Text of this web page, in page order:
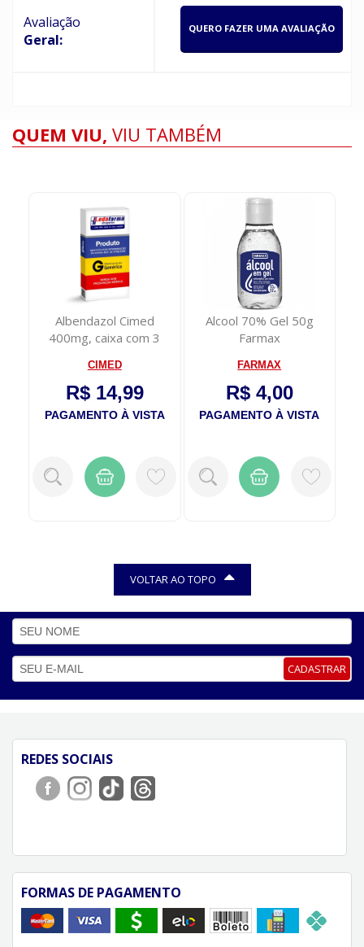
Avaliação
Geral:
QUERO FAZER UMA AVALIAÇÃO
QUEM VIU, VIU TAMBÉM
Albendazol Cimed
400mg, caixa com 3
CIMED
R$ 14,99
PAGAMENTO À VISTA
Alcool 70% Gel 50g
Farmax
FARMAX
R$ 4,00
PAGAMENTO À VISTA
VOLTAR AO TOPO
CADASTRAR
REDES SOCIAIS
FORMAS DE PAGAMENTO